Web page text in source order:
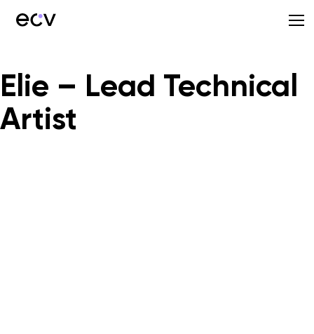
Elie – Lead Technical
Artist